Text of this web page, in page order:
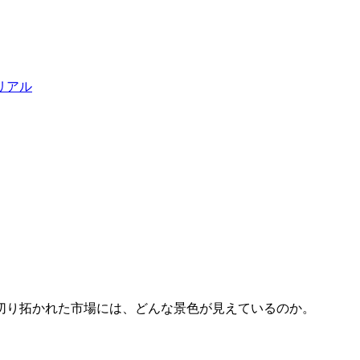
アル
拓かれた市場には、どんな景色が見えているのか。